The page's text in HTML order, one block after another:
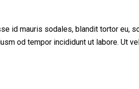
id mauris sodales, blandit tortor eu,
od tempor incididunt ut labore. Ut